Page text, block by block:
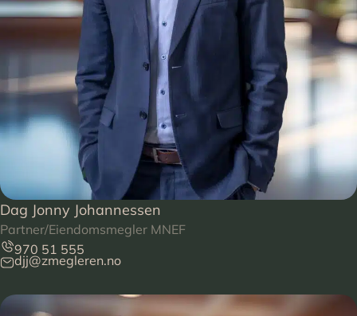
Dag Jonny Johannessen
Partner/Eiendomsmegler MNEF
970 51 555
djj@zmegleren.no